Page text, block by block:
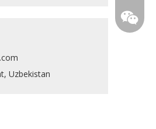
Uzbekistan